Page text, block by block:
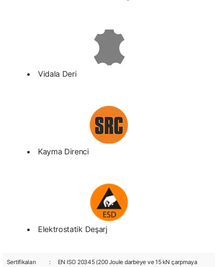
Vidala Deri
Kayma Direnci
Elektrostatik Deşarj
Sertifikaları :
EN ISO 20345 (200 Joule darbeye ve 15 kN çarpmaya